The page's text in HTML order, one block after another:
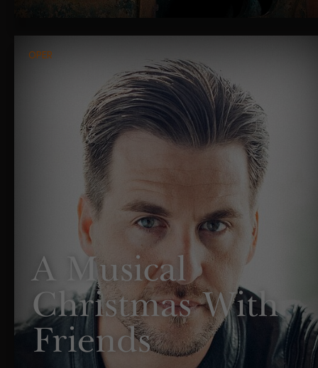
OPER
A Musical
Christmas With
Friends